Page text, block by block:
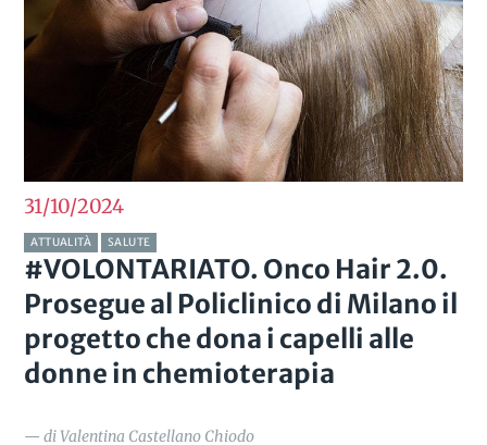
31/102024
ATTUALITÀ SALUTE
#VOLONTARIATO. Onco Hair 2.0.
Prosegue al Policlinico di Milano il
progetto che dona i capelli alle
donne in chemioterapia
— di Valentina Castellano Chiodo